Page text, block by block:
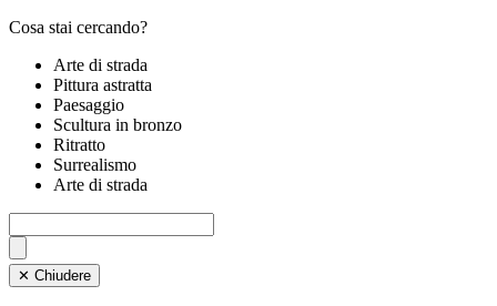
Cosa stai cercando?
Arte di strada
Pittura astratta
Paesaggio
Scultura in bronzo
Ritratto
Surrealismo
Arte di strada
✕ Chiudere